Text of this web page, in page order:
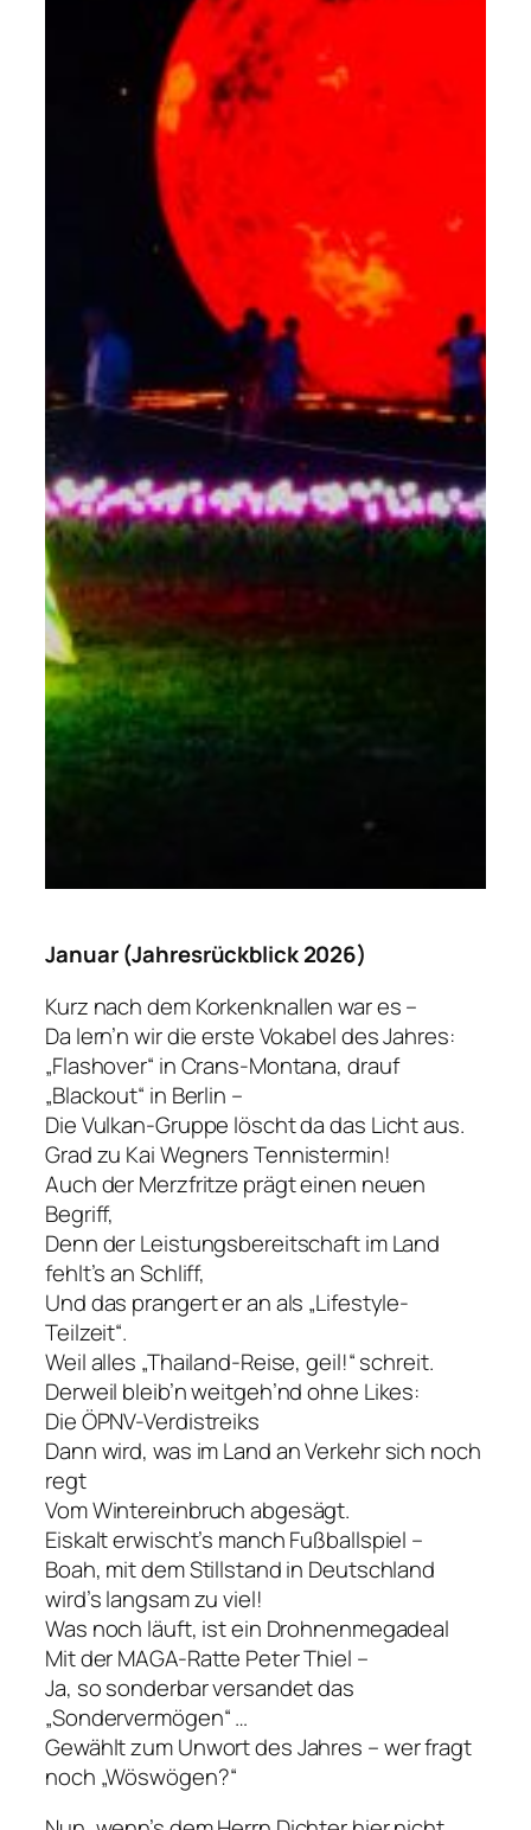
Januar (Jahresrückblick 2026)
Kurz nach dem Korkenknallen war es –
Da lern’n wir die erste Vokabel des Jahres:
„Flashover“ in Crans-Montana, drauf
„Blackout“ in Berlin –
Die Vulkan-Gruppe löscht da das Licht aus.
Grad zu Kai Wegners Tennistermin!
Auch der Merzfritze prägt einen neuen
Begriff,
Denn der Leistungsbereitschaft im Land
fehlt’s an Schliff,
Und das prangert er an als „Lifestyle-
Teilzeit“.
Weil alles „Thailand-Reise, geil!“ schreit.
Derweil bleib’n weitgeh’nd ohne Likes:
Die ÖPNV-Verdistreiks
Dann wird, was im Land an Verkehr sich noch
regt
Vom Wintereinbruch abgesägt.
Eiskalt erwischt’s manch Fußballspiel –
Boah, mit dem Stillstand in Deutschland
wird’s langsam zu viel!
Was noch läuft, ist ein Drohnenmegadeal
Mit der MAGA-Ratte Peter Thiel –
Ja, so sonderbar versandet das
„Sondervermögen“ …
Gewählt zum Unwort des Jahres – wer fragt
noch „Wöswögen?“